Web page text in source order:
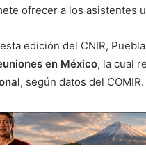
ofrecer a los asistentes
edición del CNIR,
en México, la cual
, según datos del COMIR.